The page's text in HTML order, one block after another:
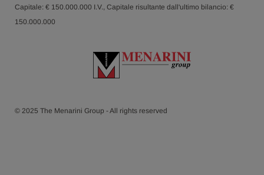
Capitale: € 150.000.000 I.V., Capitale risultante dall'ultimo bilancio: €
150.000.000
© 2025 The Menarini Group - All rights reserved